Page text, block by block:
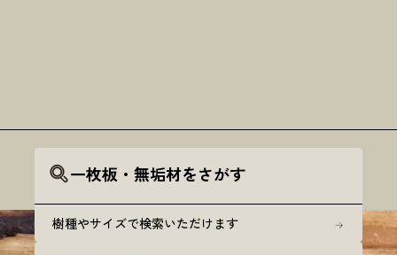
一枚板・無垢材をさがす
樹種やサイズで検索いただけます